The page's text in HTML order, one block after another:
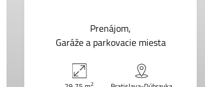
Prenájom
Garáže a parkovacie miesta
2